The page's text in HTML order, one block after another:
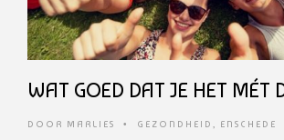
WAT GOED DAT JE HET MÉT
DOOR MARLIES • GEZONDHEID , ENSCHEDE